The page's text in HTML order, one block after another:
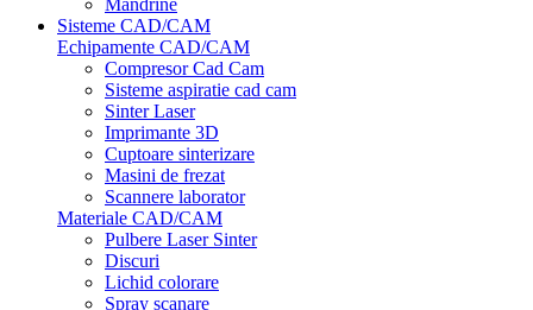
Mandrine
Sisteme CAD/CAM
Echipamente CAD/CAM
Compresor Cad Cam
Sisteme aspiratie cad cam
Sinter Laser
Imprimante 3D
Cuptoare sinterizare
Masini de frezat
Scannere laborator
Materiale CAD/CAM
Pulbere Laser Sinter
Discuri
Lichid colorare
Spray scanare